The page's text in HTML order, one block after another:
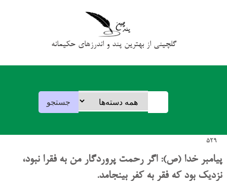
گلچینی از بهترین پند و اندرزهای حکیمانه
529
پیامبر خدا (ص): اگر رحمت پروردگار من به فقرا نبود،
نزدیک بود که فقر به کفر بینجامد.